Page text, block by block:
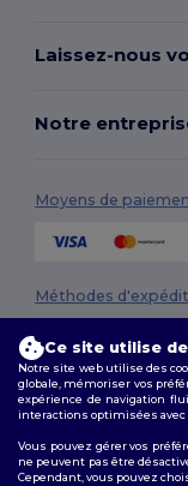
Laissez-nous
Notre
Moyens de
Méthodes
Suivez-nous
Ce site utilise
Notre site web utilise des
globale, mémoriser vos
expérience de navigation
interactions optimisées avec
Vous pouvez gérer vos
ne peuvent pas être
Cependant, vous pouvez